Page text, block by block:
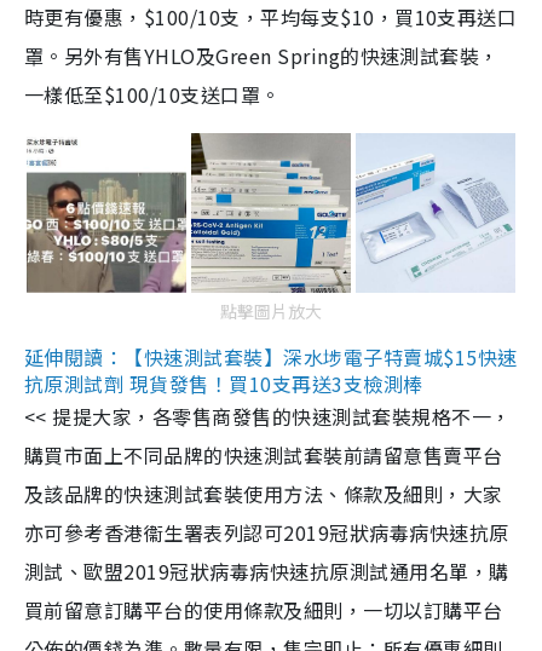
時更有優惠，$100/10支，平均每支$10，買10支再送口
罩。另外有售YHLO及Green Spring的快速測試套裝，
一樣低至$100/10支送口罩。
點擊圖片放大
延伸閱讀：【快速測試套裝】深水埗電子特賣城$15快速
抗原測試劑 現貨發售！買10支再送3支檢測棒
<< 提提大家，各零售商發售的快速測試套裝規格不一，
購買市面上不同品牌的快速測試套裝前請留意售賣平台
及該品牌的快速測試套裝使用方法、條款及細則，大家
亦可參考香港衞生署表列認可2019冠狀病毒病快速抗原
測試、歐盟2019冠狀病毒病快速抗原測試通用名單，購
買前留意訂購平台的使用條款及細則，一切以訂購平台